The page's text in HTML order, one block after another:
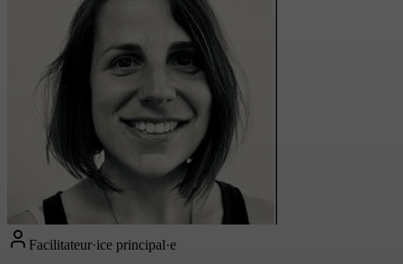
Facilitateur·ice principal·e